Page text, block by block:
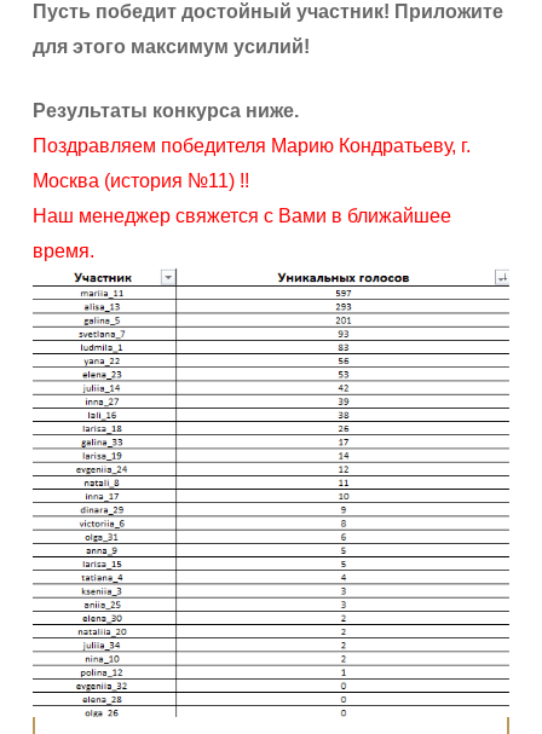
Пусть победит достойный участник! Приложите
для этого максимум усилий!
Результаты конкурса ниже.
Поздравляем победителя Марию Кондратьеву, г.
Москва (история №11) !!
Наш менеджер свяжется с Вами в ближайшее
время.